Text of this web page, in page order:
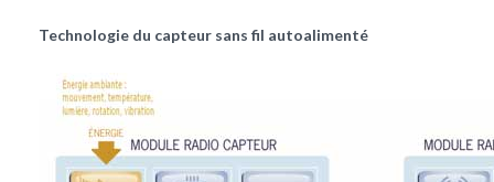
Technologie du capteur sans fil autoalimenté